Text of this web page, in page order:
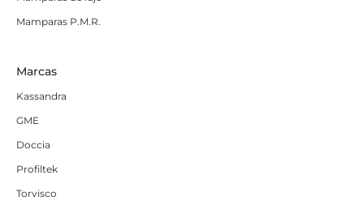
Mamparas P.M.R.
Marcas
Kassandra
GME
Doccia
Profiltek
Torvisco